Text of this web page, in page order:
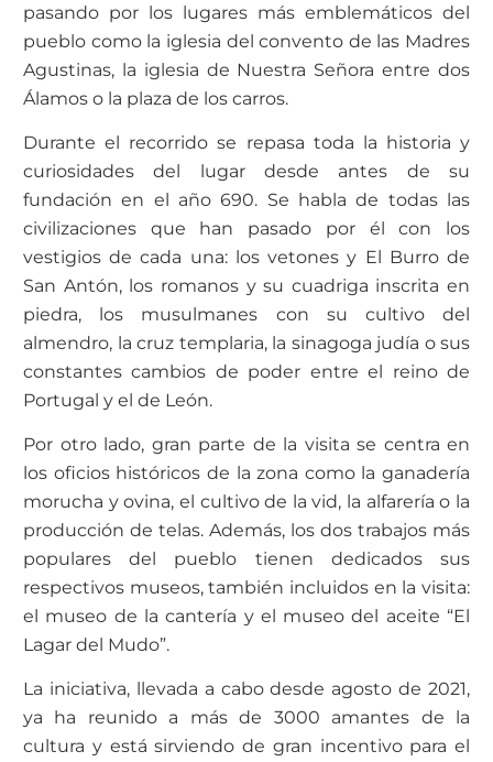
pasando por los lugares más emblemáticos del
pueblo como la iglesia del convento de las Madres
Agustinas, la iglesia de Nuestra Señora entre dos
Álamos o la plaza de los carros.
Durante el recorrido se repasa toda la historia y
curiosidades del lugar desde antes de su
fundación en el año 690. Se habla de todas las
civilizaciones que han pasado por él con los
vestigios de cada una: los vetones y El Burro de
San Antón, los romanos y su cuadriga inscrita en
piedra, los musulmanes con su cultivo del
almendro, la cruz templaria, la sinagoga judía o sus
constantes cambios de poder entre el reino de
Portugal y el de León.
Por otro lado, gran parte de la visita se centra en
los oficios históricos de la zona como la ganadería
morucha y ovina, el cultivo de la vid, la alfarería o la
producción de telas. Además, los dos trabajos más
populares del pueblo tienen dedicados sus
respectivos museos, también incluidos en la visita:
el museo de la cantería y el museo del aceite “El
Lagar del Mudo”.
La iniciativa, llevada a cabo desde agosto de 2021,
ya ha reunido a más de 3000 amantes de la
cultura y está sirviendo de gran incentivo para el